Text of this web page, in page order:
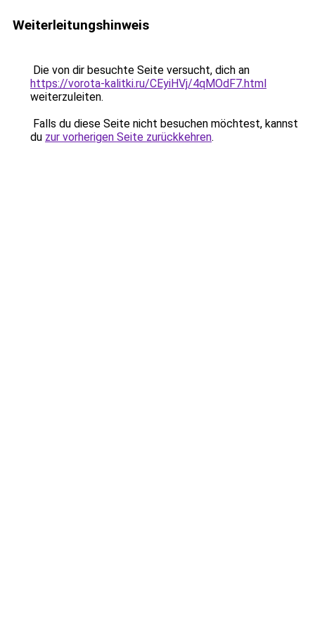
Weiterleitungshinweis
Die von dir besuchte Seite versucht, dich an
https://vorota-kalitki.ru/CEyiHVj/4qMOdF7.html
weiterzuleiten.
Falls du diese Seite nicht besuchen möchtest, kannst
du zur vorherigen Seite zurückkehren.